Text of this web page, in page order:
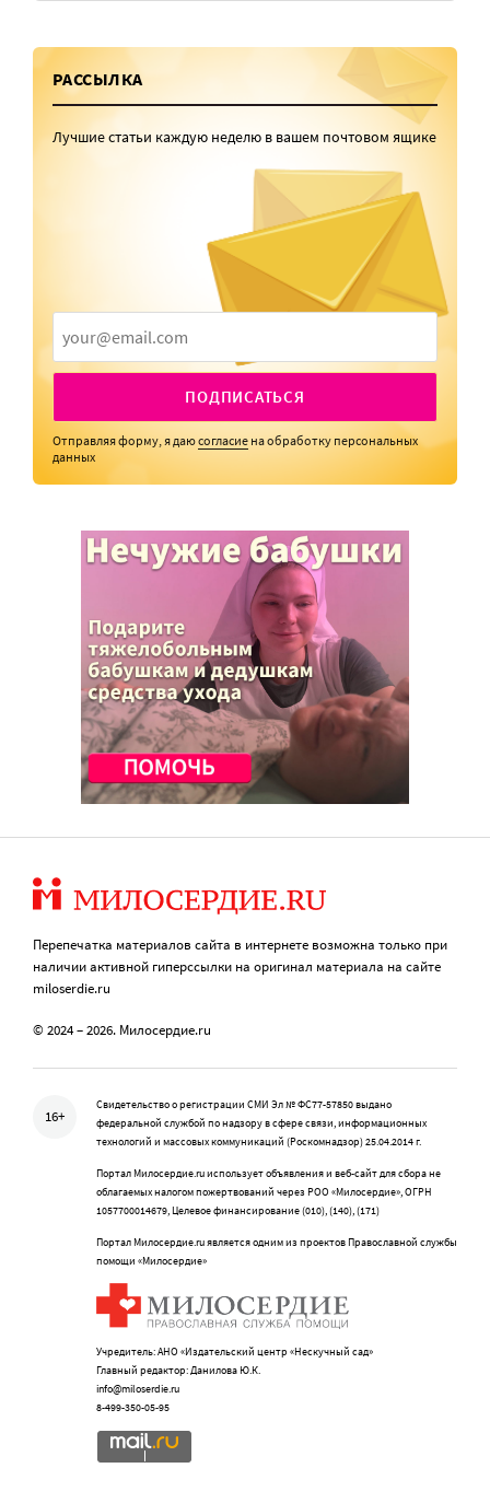
РАССЫЛКА
Лучшие статьи каждую неделю в вашем почтовом ящике
ПОДПИСАТЬСЯ
Отправляя форму, я даюсогласие на обработку персональных
данных
Перепечатка материалов сайта в интернете возможна только при
наличии активной гиперссылки на оригинал материала на сайте
miloserdie.ru
© 2024 – 2026. Милосердие.ru
16+
Свидетельство о регистрации СМИ Эл № ФС77-57850 выдано
федеральной службой по надзору в сфере связи, информационных
технологий и массовых коммуникаций (Роскомнадзор) 25.04.2014 г.
Портал Милосердие.ru использует объявления и веб-сайт для сбора не
облагаемых налогом пожертвований через РОО «Милосердие», ОГРН
1057700014679, Целевое финансирование (010), (140), (171)
Портал Милосердие.ru является одним из проектов Православной службы
помощи «Милосердие»
Учредитель: АНО «Издательский центр «Нескучный сад»
Главный редактор: Данилова Ю.К.
info@miloserdie.ru
8-499-350-05-95